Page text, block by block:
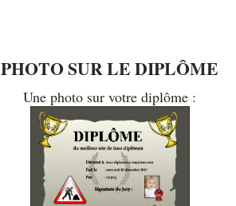
PHOTO SUR LE DIPLÔME
Une photo sur votre diplôme :